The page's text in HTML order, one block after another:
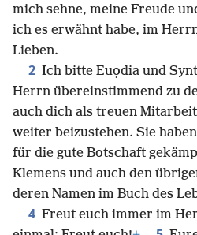
mich sehne, meine Freude
ich es erwähnt habe, im
Lieben.
2 Ich bitte Euọdia und
Herrn übereinstimmend zu
auch dich als treuen
weiter beizustehen. Sie
für die gute Botschaft
Klemens und auch den
deren Namen im Buch des
4 Freut euch immer im